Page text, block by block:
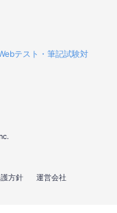
テスト・筆記試験対
方針 運営会社